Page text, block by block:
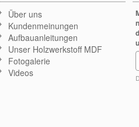
Über uns
Kundenmeinungen
Aufbauanleitungen
Unser Holzwerkstoff MDF
Fotogalerie
Videos